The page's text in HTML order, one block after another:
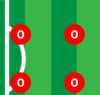
0
0
0
0